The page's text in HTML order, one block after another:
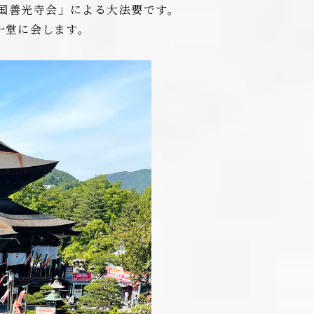
光寺会」による大法要です。
に会します。